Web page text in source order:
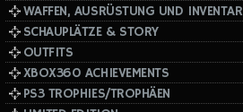
WAFFEN, AUSRÜSTUNG UND INVENTAR
SCHAUPLÄTZE & STORY
OUTFITS
XBOX360 ACHIEVEMENTS
PS3 TROPHIES/TROPHÄEN